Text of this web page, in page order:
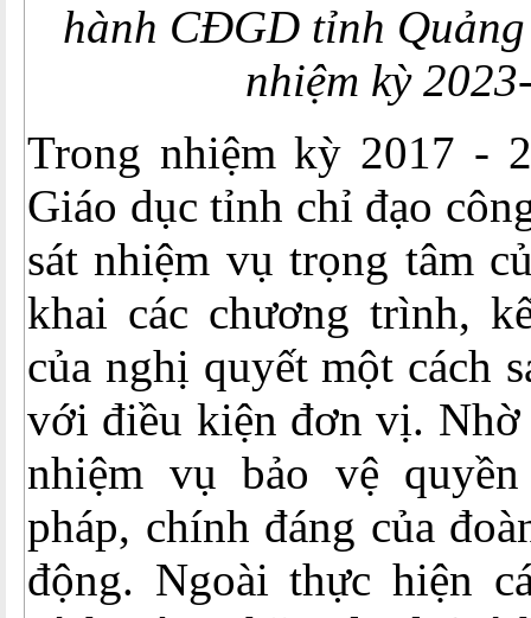
hành CĐGD tỉnh
nhiệm kỳ
Trong nhiệm kỳ 2017 -
Giáo dục tỉnh chỉ đạo
sát nhiệm vụ trọng tâm
khai các chương trình,
của nghị quyết một cách
với điều kiện đơn vị.
nhiệm vụ bảo vệ
pháp, chính đáng của
động. Ngoài thực hiện